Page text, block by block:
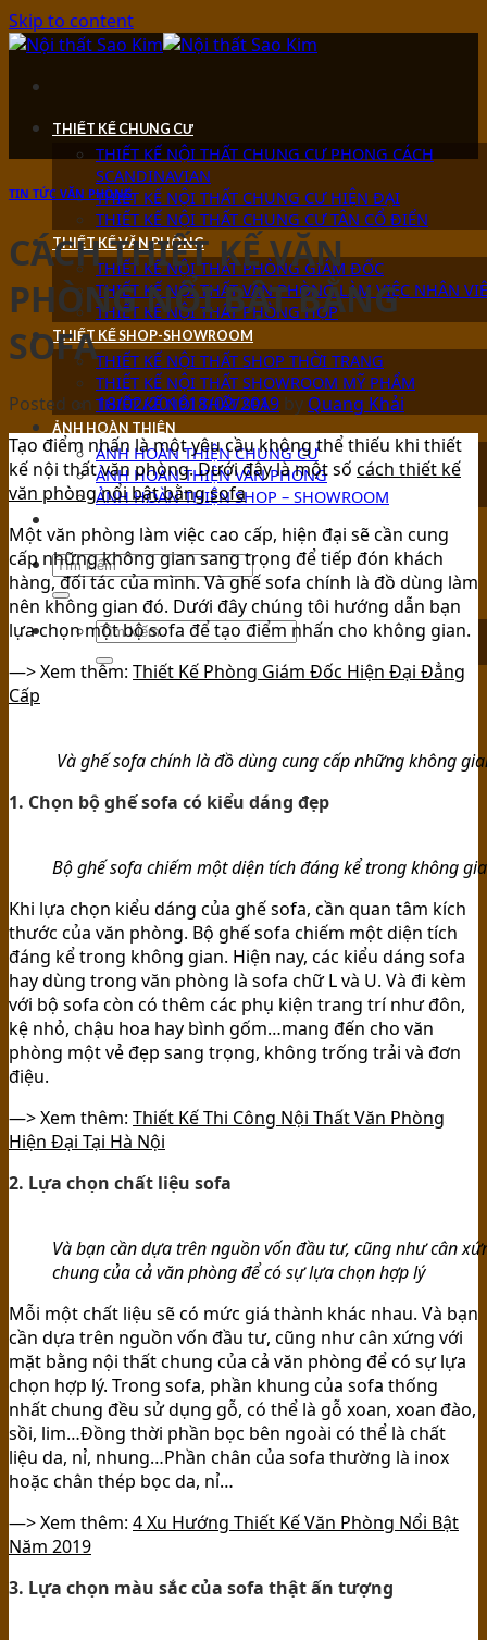
Skip to content
THIẾT KẾ CHUNG CƯ
THIẾT KẾ NỘI THẤT CHUNG CƯ PHONG CÁCH
SCANDINAVIAN
THIẾT KẾ NỘI THẤT CHUNG CƯ HIỆN ĐẠI
THIẾT KẾ NỘI THẤT CHUNG CƯ TÂN CỔ ĐIỂN
THIẾT KẾ VĂN PHÒNG
THIẾT KẾ NỘI THẤT PHÒNG GIÁM ĐỐC
THIẾT KẾ NỘI THẤT VĂN PHÒNG LÀM VIỆC NHÂN
THIẾT KẾ NỘI THẤT PHÒNG HỌP
THIẾT KẾ SHOP-SHOWROOM
THIẾT KẾ NỘI THẤT SHOP THỜI TRANG
THIẾT KẾ NỘI THẤT SHOWROOM MỸ PHẨM
THIẾT KẾ NỘI THẤT SPA
ẢNH HOÀN THIỆN
ẢNH HOÀN THIỆN CHUNG CƯ
ẢNH HOÀN THIỆN VĂN PHÒNG
ẢNH HOÀN THIỆN SHOP – SHOWROOM
TIN TỨC VĂN PHÒNG
CÁCH THIẾT KẾ VĂN
PHÒNG NỔI BẬT BẰNG
SOFA
Posted on18/02/201918/02/2019 by Quang Khải
Tạo điểm nhấn là một yêu cầu không thể thiếu khi thiết
kế nội thất văn phòng. Dưới đây là một số cách thiết kế
văn phòng nổi bật bằng sofa
Một văn phòng làm việc cao cấp, hiện đại sẽ cần cung
cấp những không gian sang trọng để tiếp đón khách
hàng, đối tác của mình. Và ghế sofa chính là đồ dùng làm
nên không gian đó. Dưới đây chúng tôi hướng dẫn bạn
lựa chọn một bộ sofa để tạo điểm nhấn cho không gian.
—> Xem thêm: Thiết Kế Phòng Giám Đốc Hiện Đại Đẳng
Cấp
Và ghế sofa chính là đồ dùng cung cấp những không
1. Chọn bộ ghế sofa có kiểu dáng đẹp
Bộ ghế sofa chiếm một diện tích đáng kể trong không
Khi lựa chọn kiểu dáng của ghế sofa, cần quan tâm kích
thước của văn phòng. Bộ ghế sofa chiếm một diện tích
đáng kể trong không gian. Hiện nay, các kiểu dáng sofa
hay dùng trong văn phòng là sofa chữ L và U. Và đi kèm
với bộ sofa còn có thêm các phụ kiện trang trí như đôn,
kệ nhỏ, chậu hoa hay bình gốm…mang đến cho văn
phòng một vẻ đẹp sang trọng, không trống trải và đơn
điệu.
—> Xem thêm: Thiết Kế Thi Công Nội Thất Văn Phòng
Hiện Đại Tại Hà Nội
2. Lựa chọn chất liệu sofa
Và bạn cần dựa trên nguồn vốn đầu tư, cũng như cân
chung của cả văn phòng để có sự lựa chọn hợp lý
Mỗi một chất liệu sẽ có mức giá thành khác nhau. Và bạn
cần dựa trên nguồn vốn đầu tư, cũng như cân xứng với
mặt bằng nội thất chung của cả văn phòng để có sự lựa
chọn hợp lý. Trong sofa, phần khung của sofa thống
nhất chung đều sử dụng gỗ, có thể là gỗ xoan, xoan đào,
sồi, lim…Đồng thời phần bọc bên ngoài có thể là chất
liệu da, nỉ, nhung…Phần chân của sofa thường là inox
hoặc chân thép bọc da, nỉ…
—> Xem thêm: 4 Xu Hướng Thiết Kế Văn Phòng Nổi Bật
Năm 2019
3. Lựa chọn màu sắc của sofa thật ấn tượng